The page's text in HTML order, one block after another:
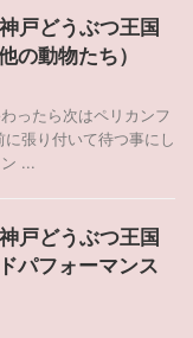
戸どうぶつ王国
の動物たち）
ったら次はペリカンフ
張り付いて待つ事にし
...
戸どうぶつ王国
パフォーマンス